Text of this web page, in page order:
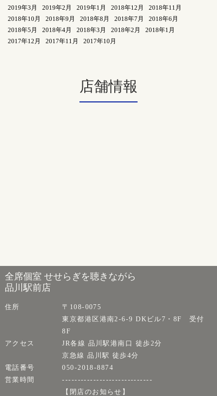
2019年3月
2019年2月 2019年1月 2018年12月
2018年11月
2018年10月
2018年9月 2018年8月 2018年7月
2018年6月
2018年5月
2018年4月 2018年3月 2018年2月
2018年1月
2017年12月
2017年11月 2017年10月
店舗情報
全席個室 せせらぎを聴きながら
品川駅前店
住所
〒108-0075
東京都港区港南2-6-9 DKビル7・8F 受付
8F
アクセス
JR各線 品川駅港南口 徒歩2分
京急線 品川駅 徒歩4分
電話番号
050-2018-8874
営業時間
-----------------------------
【閉店のお知らせ】